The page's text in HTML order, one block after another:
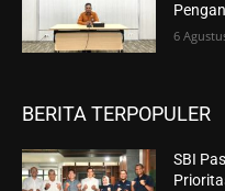
6
BERITA TERPOPULER
SBI